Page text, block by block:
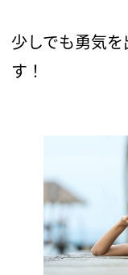
少しでも勇気
す！